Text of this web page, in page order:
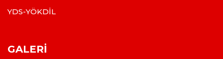
YDS-YÖKDİL
GALERI